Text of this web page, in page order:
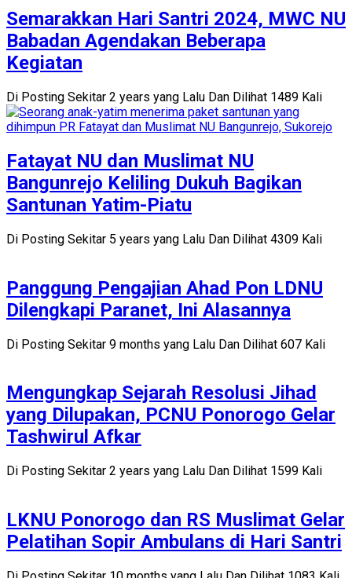
Semarakkan Hari Santri 2024, MWC NU
Babadan Agendakan Beberapa
Kegiatan
Di Posting Sekitar 2 years yang Lalu Dan Dilihat 1489 Kali
Fatayat NU dan Muslimat NU
Bangunrejo Keliling Dukuh Bagikan
Santunan Yatim-Piatu
Di Posting Sekitar 5 years yang Lalu Dan Dilihat 4309 Kali
Panggung Pengajian Ahad Pon LDNU
Dilengkapi Paranet, Ini Alasannya
Di Posting Sekitar 9 months yang Lalu Dan Dilihat 607 Kali
Mengungkap Sejarah Resolusi Jihad
yang Dilupakan, PCNU Ponorogo Gelar
Tashwirul Afkar
Di Posting Sekitar 2 years yang Lalu Dan Dilihat 1599 Kali
LKNU Ponorogo dan RS Muslimat Gelar
Pelatihan Sopir Ambulans di Hari Santri